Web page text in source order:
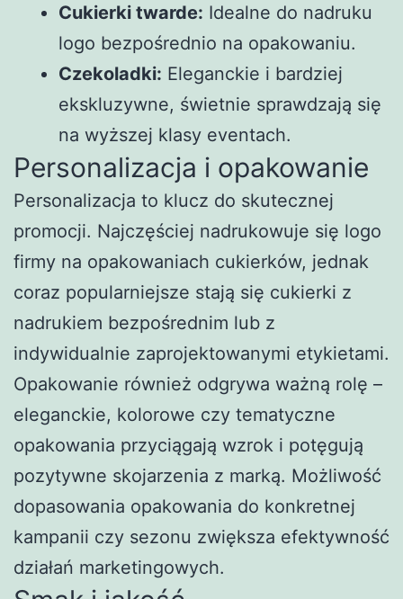
Cukierki twarde: Idealne do nadruku
logo bezpośrednio na opakowaniu.
Czekoladki: Eleganckie i bardziej
ekskluzywne, świetnie sprawdzają się
na wyższej klasy eventach.
Personalizacja i opakowanie
Personalizacja to klucz do skutecznej
promocji. Najczęściej nadrukowuje się logo
firmy na opakowaniach cukierków, jednak
coraz popularniejsze stają się cukierki z
nadrukiem bezpośrednim lub z
indywidualnie zaprojektowanymi etykietami.
Opakowanie również odgrywa ważną rolę –
eleganckie, kolorowe czy tematyczne
opakowania przyciągają wzrok i potęgują
pozytywne skojarzenia z marką. Możliwość
dopasowania opakowania do konkretnej
kampanii czy sezonu zwiększa efektywność
działań marketingowych.